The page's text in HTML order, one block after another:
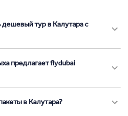
дешевый тур в Калутара с
предлагает flydubai
в Калутара?